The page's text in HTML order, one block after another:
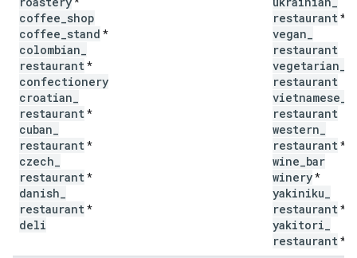
coffee shop
coffee stand *
colombian
restaurant*
confectionery
croatian
restaurant*
cuban
restaurant*
czech
restaurant*
danish
restaurant*
deli
restaurant*
vegan
restaurant
vegetarian
restaurant
vietnamese
restaurant
western
restaurant*
wine bar
winery*
yakiniku
restaurant*
yakitori
restaurant*